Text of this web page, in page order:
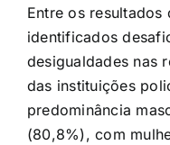
Entre os
identificados
desigualdades nas
das instituições
predominância
(80,8%), com